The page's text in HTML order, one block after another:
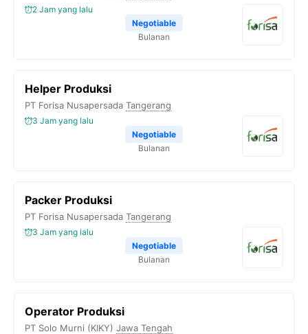
2 Jam yang lalu
Negotiable
Bulanan
Helper Produksi
PT Forisa Nusapersada Tangerang
3 Jam yang lalu
Negotiable
Bulanan
Packer Produksi
PT Forisa Nusapersada Tangerang
3 Jam yang lalu
Negotiable
Bulanan
Operator Produksi
PT Solo Murni (KIKY) Jawa Tengah